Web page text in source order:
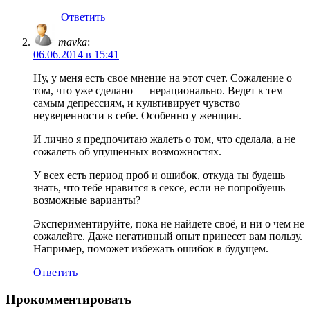
Ответить
mavka:
06.06.2014 в 15:41
Ну, у меня есть свое мнение на этот счет. Сожаление о
том, что уже сделано — нерационально. Ведет к тем
самым депрессиям, и культивирует чувство
неуверенности в себе. Особенно у женщин.
И лично я предпочитаю жалеть о том, что сделала, а не
сожалеть об упущенных возможностях.
У всех есть период проб и ошибок, откуда ты будешь
знать, что тебе нравится в сексе, если не попробуешь
возможные варианты?
Экспериментируйте, пока не найдете своё, и ни о чем не
сожалейте. Даже негативный опыт принесет вам пользу.
Например, поможет избежать ошибок в будущем.
Ответить
Прокомментировать